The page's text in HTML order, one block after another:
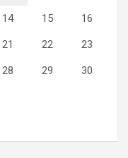
14 15 16
21 22 23
28 29 30